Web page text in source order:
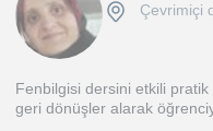
Çevrimiçi
Fenbilgisi dersini etkili pratik
geri dönüşler alarak